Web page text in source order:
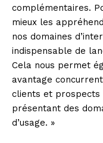
complémentaires.
mieux les
nos domaines
indispensable de
Cela nous permet
avantage
clients et prospects
présentant des
d’usage. »